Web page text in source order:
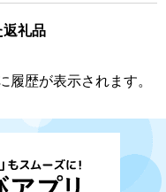
礼品
歴が表示されます。